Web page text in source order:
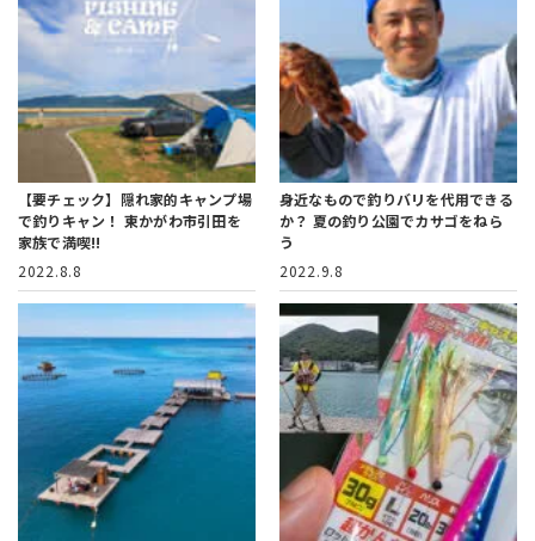
【要チェック】隠れ家的キャンプ場
で釣りキャン！ 東かがわ市引田を
家族で満喫!!
2022.8.8
身近なもので釣りバリを代用できる
か？ 夏の釣り公園でカサゴをねら
う
2022.9.8